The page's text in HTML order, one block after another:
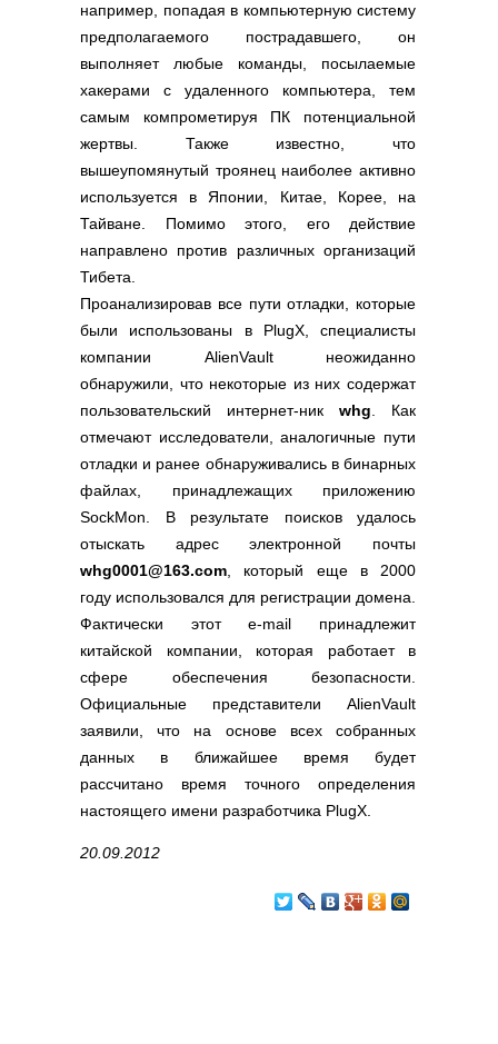
например, попадая в компьютерную систему
предполагаемого пострадавшего, он
выполняет любые команды, посылаемые
хакерами с удаленного компьютера, тем
самым компрометируя ПК потенциальной
жертвы. Также известно, что
вышеупомянутый троянец наиболее активно
используется в Японии, Китае, Корее, на
Тайване. Помимо этого, его действие
направлено против различных организаций
Тибета.
Проанализировав все пути отладки, которые
были использованы в PlugX, специалисты
компании AlienVault неожиданно
обнаружили, что некоторые из них содержат
пользовательский интернет-ник whg . Как
отмечают исследователи, аналогичные пути
отладки и ранее обнаруживались в бинарных
файлах, принадлежащих приложению
SockMon. В результате поисков удалось
отыскать адрес электронной почты
whg0001@163.com , который еще в 2000
году использовался для регистрации домена.
Фактически этот e-mail принадлежит
китайской компании, которая работает в
сфере обеспечения безопасности.
Официальные представители AlienVault
заявили, что на основе всех собранных
данных в ближайшее время будет
рассчитано время точного определения
настоящего имени разработчика PlugX.
20.09.2012